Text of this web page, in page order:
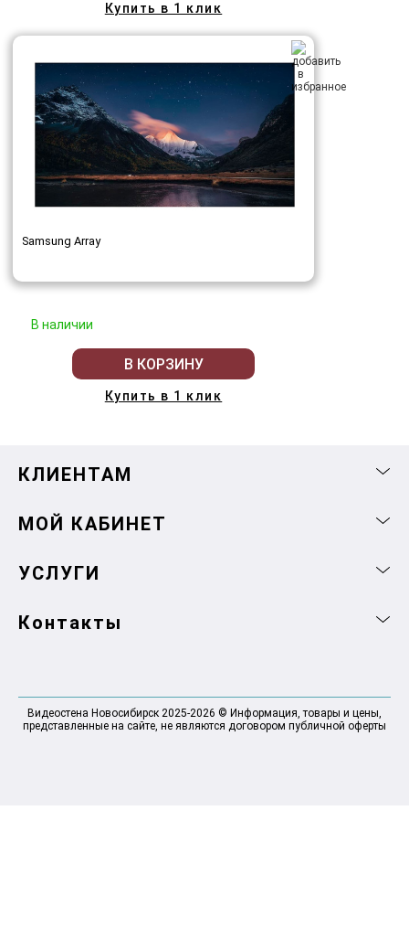
Купить в 1 клик
Samsung Array
В наличии
В КОРЗИНУ
Купить в 1 клик
КЛИЕНТАМ
МОЙ КАБИНЕТ
УСЛУГИ
Контакты
Видеостена Новосибирск 2025-2026 © Информация, товары и цены,
представленные на сайте, не являются договором публичной оферты